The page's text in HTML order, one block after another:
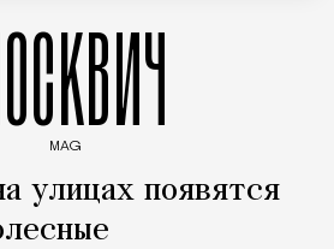
MAG
улицах появятся